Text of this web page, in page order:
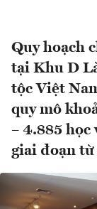
Quy hoạch
tại Khu D
tộc Việt
quy mô
– 4.885
giai đoạn